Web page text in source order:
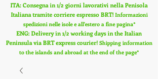
ITA: Consegna in 1/2 giorni lavorativi nella Penisola
Italiana tramite corriere espresso BRT! Informazioni
spedizioni nelle isole e all'estero a fine pagina*
ENG: Delivery in 1/2 working days in the Italian
Peninsula via BRT express courier! Shipping information
to the islands and abroad at the end of the page*